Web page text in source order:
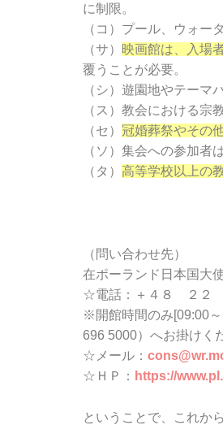
に制限。
（コ）プール、ウォー
（サ） 映画館は、入場
覆うことが必要。
（シ）遊園地やテーマ
（ス）教会における宗
（セ） 冠婚葬祭やその
（ソ）集会への参加者
（タ） 高等学校以上の
（問い合わせ先）
在ポーランド日本国大
☆電話：＋４８ ２２
※開館時間のみ[09:00
696 5000）へお掛けく
☆メール：
☆ＨＰ： https://
ということで、これか